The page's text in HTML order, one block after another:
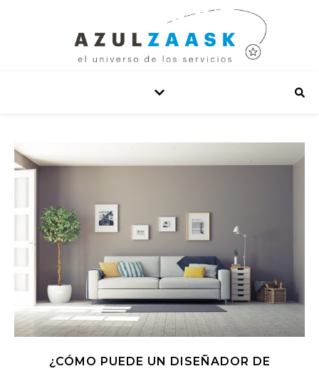
¿CÓMO PUEDE UN DISEÑADOR DE